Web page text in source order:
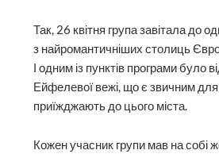
Так, 26 квітня група завітала до
з найромантичніших столиць
І одним із пунктів програми було
Ейфелевої вежі, що є звичним для
приїжджають до цього міста.
Кожен учасник групи мав на собі